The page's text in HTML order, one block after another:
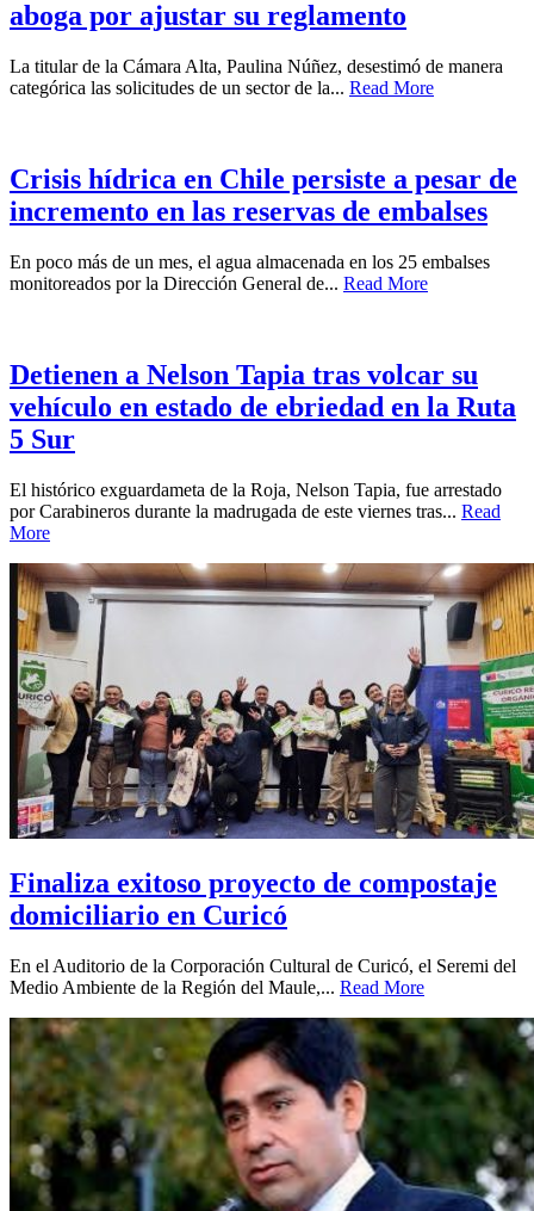
aboga por ajustar su reglamento
La titular de la Cámara Alta, Paulina Núñez, desestimó de manera
categórica las solicitudes de un sector de la... Read More
Crisis hídrica en Chile persiste a pesar de
incremento en las reservas de embalses
En poco más de un mes, el agua almacenada en los 25 embalses
monitoreados por la Dirección General de... Read More
Detienen a Nelson Tapia tras volcar su
vehículo en estado de ebriedad en la Ruta
5 Sur
El histórico exguardameta de la Roja, Nelson Tapia, fue arrestado
por Carabineros durante la madrugada de este viernes tras... Read
More
Finaliza exitoso proyecto de compostaje
domiciliario en Curicó
En el Auditorio de la Corporación Cultural de Curicó, el Seremi del
Medio Ambiente de la Región del Maule,... Read More